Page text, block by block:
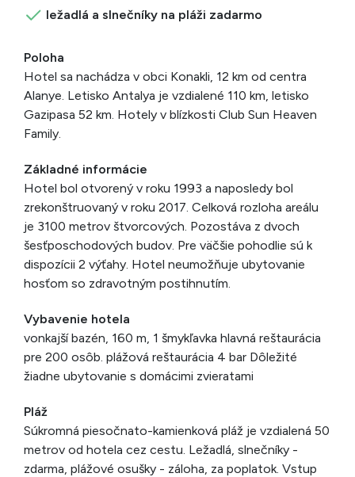
ležadlá a slnečníky na pláži zadarmo
Poloha
Hotel sa nachádza v obci Konakli, 12 km od centra
Alanye. Letisko Antalya je vzdialené 110 km, letisko
Gazipasa 52 km. Hotely v blízkosti Club Sun Heaven
Family.
Základné informácie
Hotel bol otvorený v roku 1993 a naposledy bol
zrekonštruovaný v roku 2017. Celková rozloha areálu
je 3100 metrov štvorcových. Pozostáva z dvoch
šesťposchodových budov. Pre väčšie pohodlie sú k
dispozícii 2 výťahy. Hotel neumožňuje ubytovanie
hosťom so zdravotným postihnutím.
Vybavenie hotela
vonkajší bazén, 160 m, 1 šmykľavka hlavná reštaurácia
pre 200 osôb. plážová reštaurácia 4 bar Dôležité
žiadne ubytovanie s domácimi zvieratami
Pláž
Súkromná piesočnato-kamienková pláž je vzdialená 50
metrov od hotela cez cestu. Ležadlá, slnečníky -
zdarma, plážové osušky - záloha, za poplatok. Vstup